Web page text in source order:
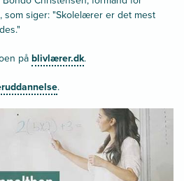
som siger: "Skolelærer er det mest
på blivlærer.dk.
.